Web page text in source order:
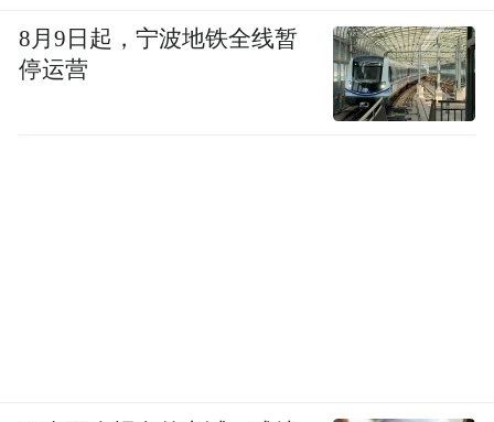
8月9日起，宁波地铁全线暂
停运营